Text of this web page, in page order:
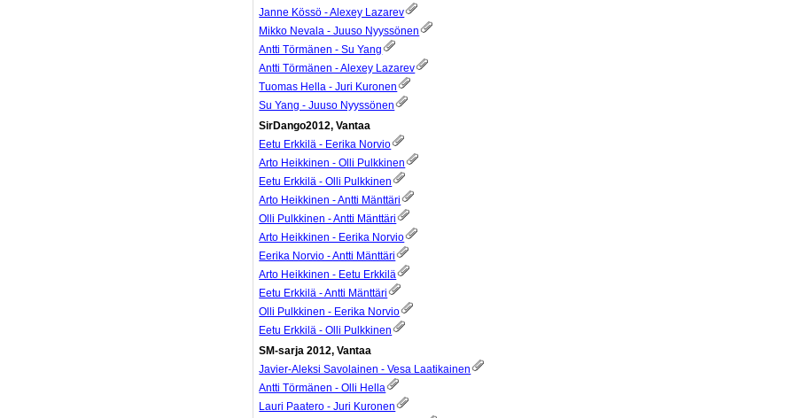
Janne Kössö - Alexey Lazarev
Mikko Nevala - Juuso Nyyssönen
Antti Törmänen - Su Yang
Antti Törmänen - Alexey Lazarev
Tuomas Hella - Juri Kuronen
Su Yang - Juuso Nyyssönen
SirDango2012, Vantaa
Eetu Erkkilä - Eerika Norvio
Arto Heikkinen - Olli Pulkkinen
Eetu Erkkilä - Olli Pulkkinen
Arto Heikkinen - Antti Mänttäri
Olli Pulkkinen - Antti Mänttäri
Arto Heikkinen - Eerika Norvio
Eerika Norvio - Antti Mänttäri
Arto Heikkinen - Eetu Erkkilä
Eetu Erkkilä - Antti Mänttäri
Olli Pulkkinen - Eerika Norvio
Eetu Erkkilä - Olli Pulkkinen
SM-sarja 2012, Vantaa
Javier-Aleksi Savolainen - Vesa Laatikainen
Antti Törmänen - Olli Hella
Lauri Paatero - Juri Kuronen